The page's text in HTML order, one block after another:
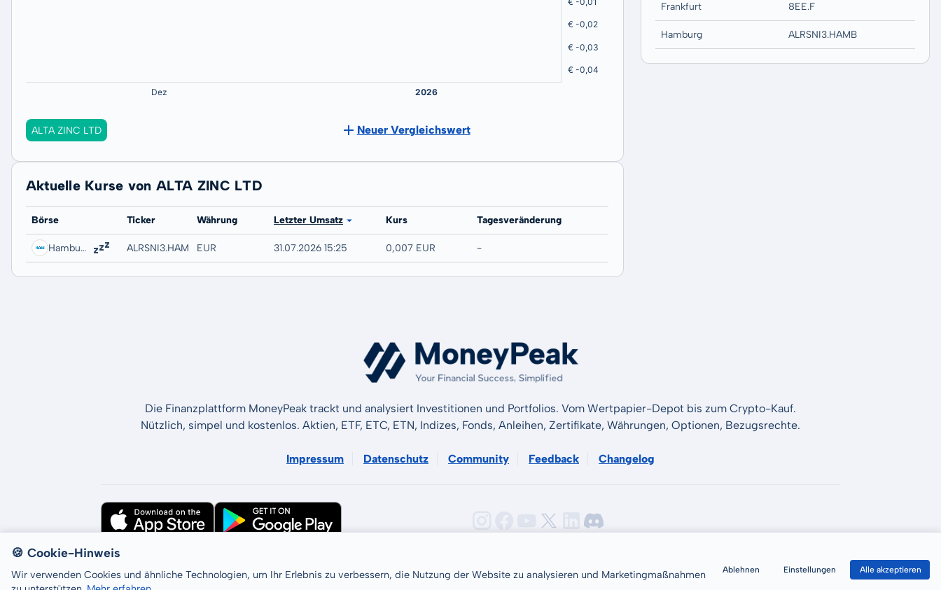
ALTA ZINC LTD Neuer Vergleichswert
Aktuelle Kurse von ALTA ZINC LTD
Börse Ticker Währung Letzter Umsatz Kurs Tagesveränderung
Hamburg ALRSNI3.HAMB EUR 31.07.2026 15:25 0,007 EUR -
Frankfurt 8EE.F
Hamburg ALRSNI3.HAMB
Die Finanzplattform MoneyPeak trackt und analysiert Investitionen und Portfolios. Vom Wertpapier-Depot bis zum Crypto-Kauf.
Nützlich, simpel und kostenlos. Aktien, ETF, ETC, ETN, Indizes, Fonds, Anleihen, Zertifikate, Währungen, Optionen, Bezugsrechte.
Impressum Datenschutz Community Feedback Changelog
🍪 Cookie-Hinweis
Wir verwenden Cookies und ähnliche Technologien, um Ihr Erlebnis zu verbessern, die Nutzung der Website zu analysieren und Marketingmaßnahmen
Ablehnen Einstellungen Alle akzeptieren